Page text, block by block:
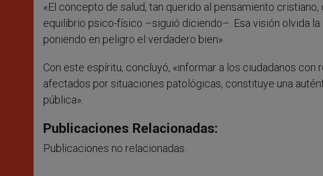
«El concepto de salud, tan querido al pensamiento
equilibrio psico-físico –siguió diciendo–. Esa visión olvida
poniendo en peligro el verdadero bien».
Con este espíritu, concluyó, «informar a los ciudadanos
afectados por situaciones patológicas, constituye una
pública».
Publicaciones Relacionadas:
Publicaciones no relacionadas.